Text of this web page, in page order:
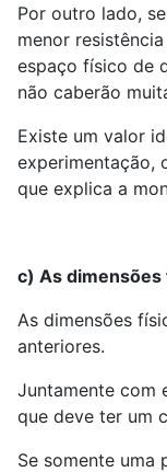
Por outro lado,
menor
espaço físico de
não caberão
Existe um valor
experimentação,
que explica a
c) As dimensões
As dimensões
anteriores.
Juntamente com
que deve ter um
Se somente uma